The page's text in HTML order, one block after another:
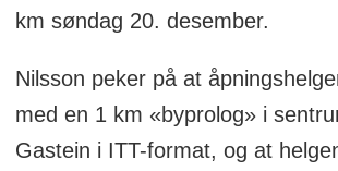
km søndag 20. desember.
Nilsson peker på at
med en 1 km «byprolog» i
Gastein i ITT-format, og at